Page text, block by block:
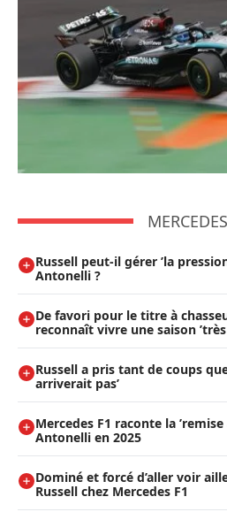
Russell peut-il gérer ’la
Antonelli ?
De favori pour le titre à
reconnaît vivre une saison
Russell a pris tant de coups
arriverait pas’
Mercedes F1 raconte la
Antonelli en 2025
Dominé et forcé d’aller voir
Russell chez Mercedes F1